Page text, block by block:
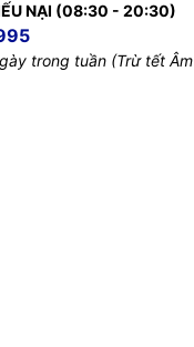
NẠI (08:30 - 20:30)
trong tuần (Trừ tết Âm